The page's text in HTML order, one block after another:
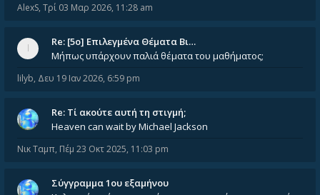
AlexS, Τρί 03 Μαρ 2026, 11:28 am
Re: [5ο] Επιλεγμένα Θέματα Βι…
Μήπως υπάρχουν παλιά θέματα του μαθήματος;
lilyb, Δευ 19 Ιαν 2026, 6:59 pm
Re: Tί ακούτε αυτή τη στιγμή;
Heaven can wait by Michael Jackson
Νικ Ταμπ, Πέμ 23 Οκτ 2025, 11:03 pm
Σύγγραμμα 1ου εξαμήνου